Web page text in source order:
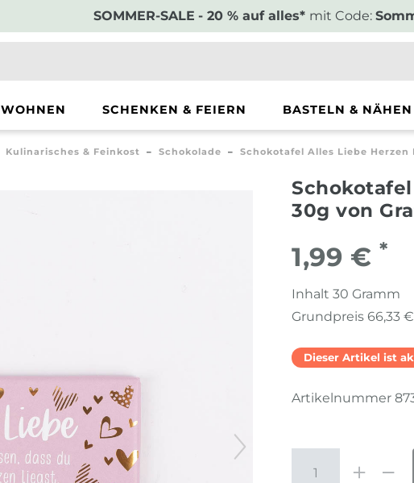
SOMMER-SALE - 20 % auf alles* mit Code:
WOHNEN SCHENKEN & FEIERN BASTELN & NÄHEN
Kulinarisches & Feinkost Schokolade Schokotafel Alles Liebe Herzen
30g von
1,99 € *
Inhalt 30 Gramm
Grundpreis 66,33
Dieser Artikel ist
Artikelnummer